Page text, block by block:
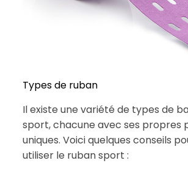
Types de ruban
Il existe une variété de types de
sport, chacune avec ses propres
uniques. Voici quelques conseils
utiliser le ruban sport :